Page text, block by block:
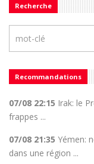
Recherche
Recommandations
07/08 22:15 Irak: le
frappes ...
07/08 21:35 Yémen:
dans une région ...